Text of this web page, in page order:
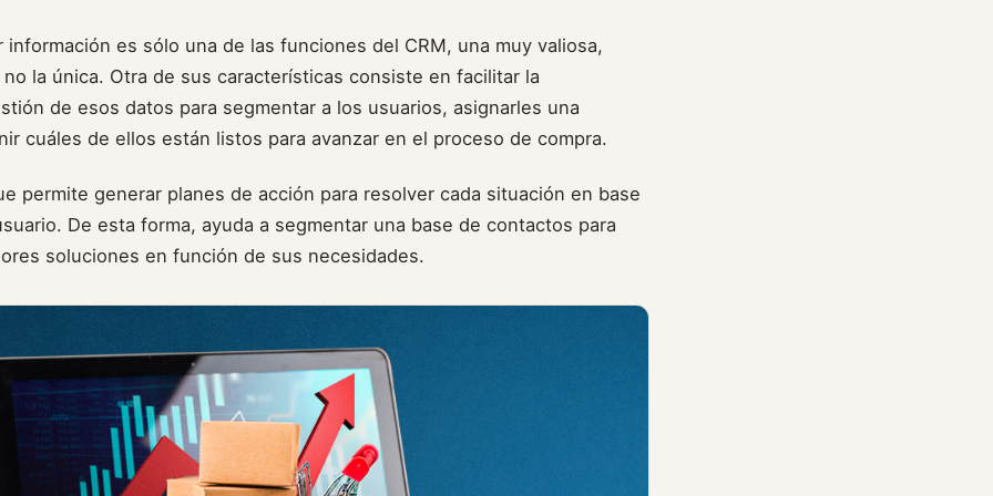
información es sólo una de las funciones del CRM, una muy valiosa,
la única. Otra de sus características consiste en facilitar la
de esos datos para segmentar a los usuarios, asignarles una
cuáles de ellos están listos para avanzar en el proceso de compra.
permite generar planes de acción para resolver cada situación en base
De esta forma, ayuda a segmentar una base de contactos para
soluciones en función de sus necesidades.